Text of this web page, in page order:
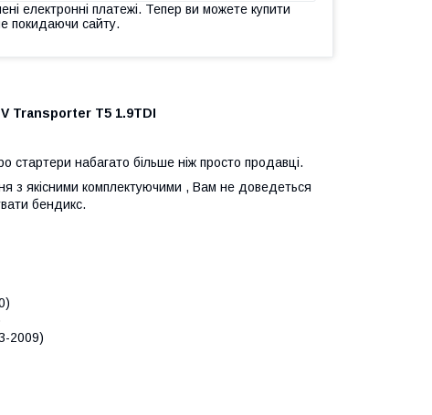
електронні платежі. Тепер ви можете купити
покидаючи сайту.
Transporter T5 1.9TDI
набагато більше ніж просто продавці.
з якісними комплектуючими , Вам не доведеться
бендикс.
2009)